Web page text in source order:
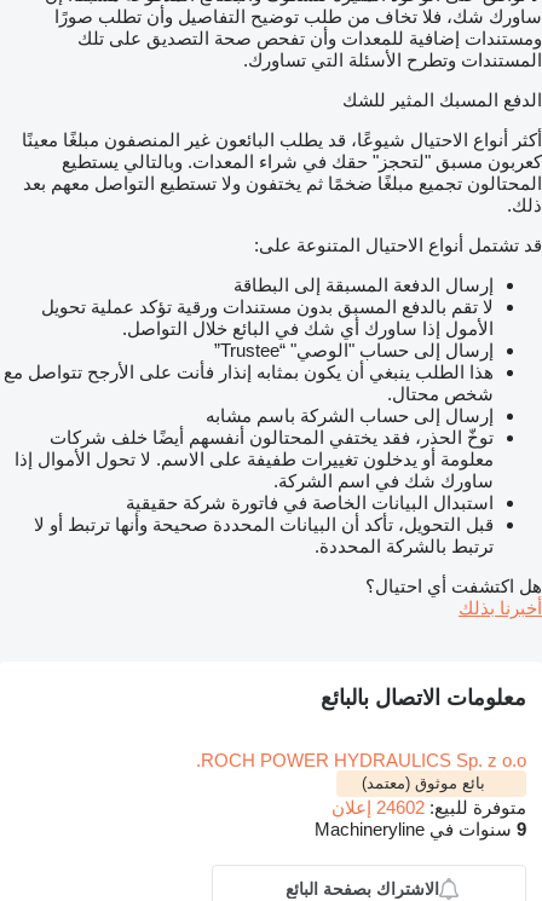
ساورك شك، فلا تخاف من طلب توضيح التفاصيل وأن تطلب صورًا
ومستندات إضافية للمعدات وأن تفحص صحة التصديق على تلك
المستندات وتطرح الأسئلة التي تساورك.
الدفع المسبك المثير للشك
أكثر أنواع الاحتيال شيوعًا، قد يطلب البائعون غير المنصفون مبلغًا معينًا
كعربون مسبق "لتحجز" حقك في شراء المعدات. وبالتالي يستطيع
المحتالون تجميع مبلغًا ضخمًا ثم يختفون ولا تستطيع التواصل معهم بعد
ذلك.
قد تشتمل أنواع الاحتيال المتنوعة على:
إرسال الدفعة المسبقة إلى البطاقة
لا تقم بالدفع المسبق بدون مستندات ورقية تؤكد عملية تحويل
الأمول إذا ساورك أي شك في البائع خلال التواصل.
إرسال إلى حساب "الوصي" “Trustee”
هذا الطلب ينبغي أن يكون بمثابه إنذار فأنت على الأرجح تتواصل مع
شخص محتال.
إرسال إلى حساب الشركة باسم مشابه
توخّ الحذر، فقد يختفي المحتالون أنفسهم أيضًا خلف شركات
معلومة أو يدخلون تغييرات طفيفة على الاسم. لا تحول الأموال إذا
ساورك شك في اسم الشركة.
استبدال البيانات الخاصة في فاتورة شركة حقيقية
قبل التحويل، تأكد أن البيانات المحددة صحيحة وأنها ترتبط أو لا
ترتبط بالشركة المحددة.
هل اكتشفت أي احتيال؟
أخبرنا بذلك
معلومات الاتصال بالبائع
ROCH POWER HYDRAULICS Sp. z o.o.
بائع موثوق (معتمد)
متوفرة للبيع: 24602 إعلان
9 سنوات في Machineryline
الاشتراك بصفحة البائع